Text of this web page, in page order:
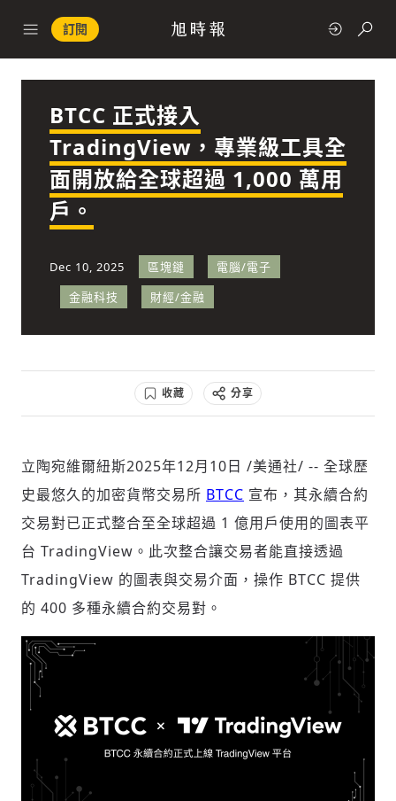
訂閱
快速連結
政治
社會
人文
BTCC 正式接入
TradingView，專業級工具全
面開放給全球超過 1,000 萬用
戶。
Dec 10, 2025 區塊鏈
電腦/電子
金融科技
財經/金融
收藏 分享
立陶宛維爾紐斯2025年12月10日 /美通社/ -- 全球歷
史最悠久的加密貨幣交易所 BTCC 宣布，其永續合約
交易對已正式整合至全球超過 1 億用戶使用的圖表平
台 TradingView。此次整合讓交易者能直接透過
TradingView 的圖表與交易介面，操作 BTCC 提供
的 400 多種永續合約交易對。